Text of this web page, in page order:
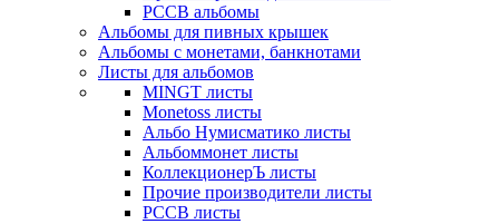
РССВ альбомы
Альбомы для пивных крышек
Альбомы с монетами, банкнотами
Листы для альбомов
MINGT листы
Monetoss листы
Альбо Нумисматико листы
Альбоммонет листы
КоллекционерЪ листы
Прочие производители листы
РССВ листы